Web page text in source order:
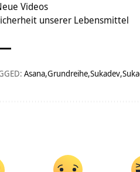
Videos
unserer Lebensmittel
Asana Grundreihe Sukadev